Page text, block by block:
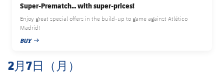
Super-Prematch... with super-prices!
Enjoy great special offers in the build-up to game against Atlético
Madrid!
BUY
PUBLISHED NEWS
2月7日（月）